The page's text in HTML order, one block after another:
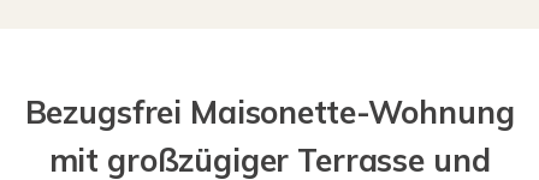
Bezugsfrei Maisonette-Wohnung
mit großzügiger Terrasse und